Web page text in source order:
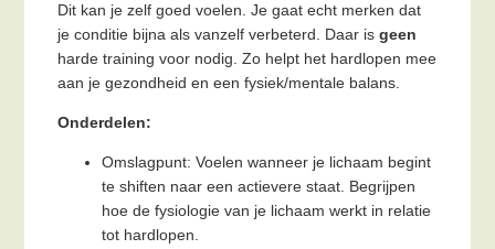
Dit kan je zelf goed voelen. Je gaat echt merken dat
je conditie bijna als vanzelf verbeterd. Daar isgeen
harde training voor nodig. Zo helpt het hardlopen mee
aan je gezondheid en een fysiek/mentale balans.
Onderdelen:
Omslagpunt: Voelen wanneer je lichaam begint
te shiften naar een actievere staat. Begrijpen
hoe de fysiologie van je lichaam werkt in relatie
tot hardlopen.